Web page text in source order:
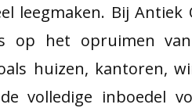
leegmaken. Bij Antiek
op het opruimen
huizen, kantoren,
volledige inboedel